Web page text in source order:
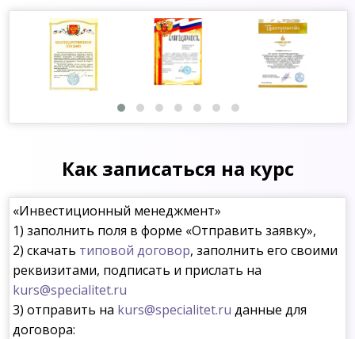
Как записаться на курс
«Инвестиционный менеджмент»
1) заполнить поля в форме «Отправить заявку»,
2) скачать типовой договор, заполнить его своими
реквизитами, подписать и прислать на
kurs@specialitet.ru
3) отправить на kurs@specialitet.ru данные для
договора: